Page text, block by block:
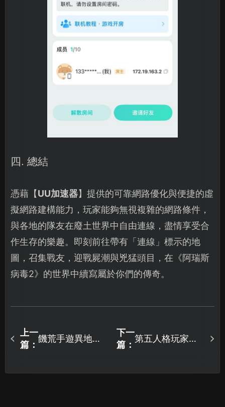
四. 總結
憑藉【UU加速器】提供的可靠網路優化與便捷的虛
擬網路建構能力，玩家能夠無視複雜的網路條件，
與各地的隊友在廢土世界中自由連線，盡情享受合
作生存的樂趣。即刻前往帶有「連線」標示的地
圖，召集戰友，迎戰屍潮與兇猛頭目，在《阿瑞斯
病毒2》的世界中續寫屬於你們的傳奇。
上一
篇：
饑荒手遊異地怎
黑無憂！
下一
篇：
第五人格玩家必
略！